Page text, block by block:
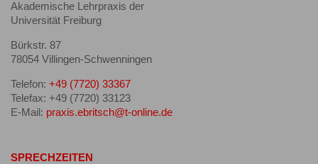
Akademische Lehrpraxis der
Universität Freiburg
Bürkstr. 87
78054 Villingen-Schwenningen
Telefon: +49 (7720) 33367
Telefax: +49 (7720) 33123
E-Mail: praxis.ebritsch@t-online.de
SPRECHZEITEN